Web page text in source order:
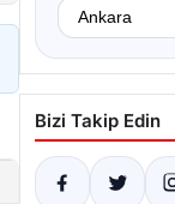
Bizi Takip Edin